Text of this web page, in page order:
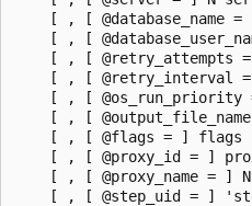
[ , [ @database_name =
[ , [
[ , [ @retry_attempts
[ , [ @retry_interval
[ , [ @os_run_priority
[ , [
[ , [ @flags = ] flags
[ , [ @proxy_id = ]
[ , [ @proxy_name = ]
[ , [ @step_uid = ]